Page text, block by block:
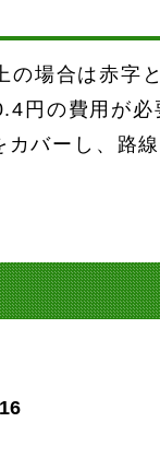
場合は赤字
円の費用が
バーし、路